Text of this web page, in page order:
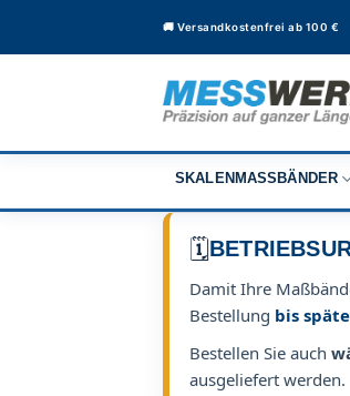
🚚 Versandkostenfrei ab 100 €
SKALENMASSBÄNDER
🗓️
Damit Ihre
Bestellung bis
Bestellen Sie auch
ausgeliefert werden.